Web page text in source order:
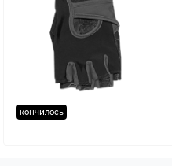
кончилось